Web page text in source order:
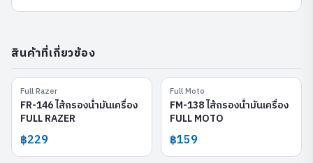
สินค้าที่เกี่ยวข้อง
Full Razer
FR-146 ไส้กรองน้ำมันเครื่อง
FULL RAZER
฿229
Full Moto
FM-138 ไส้กรองน้ำมันเครื่อง
FULL MOTO
฿159